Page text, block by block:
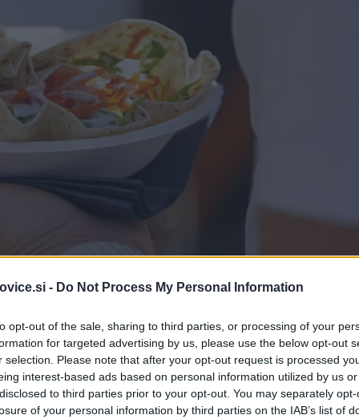
- Do Not Process My Personal Information
opt-out of the sale, sharing to third parties, or processing of your
for targeted advertising by us, please use the below opt-out
selection. Please note that after your opt-out request is processed
interest-based ads based on personal information utilized by us
to third parties prior to your opt-out. You may separately
of your personal information by third parties on the IAB’s list of
Simbolična fotografija
dobre hrane, lokalnih dobrot in sproščenega vzdušja.
dogajanja, kjer se bodo prepletali svetovni in domači